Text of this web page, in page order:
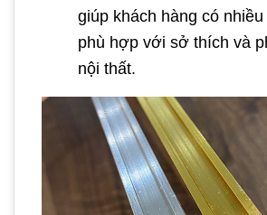
giúp khách hàng có
phù hợp với sở thích và
nội thất.